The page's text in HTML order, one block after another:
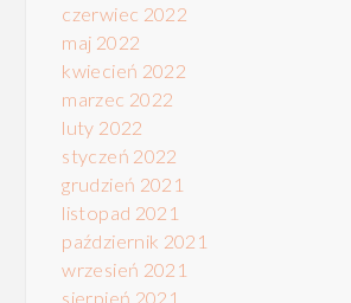
czerwiec 2022
maj 2022
kwiecień 2022
marzec 2022
luty 2022
styczeń 2022
grudzień 2021
listopad 2021
październik 2021
wrzesień 2021
sierpień 2021